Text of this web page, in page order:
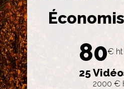
80€ ht
25
2000 €